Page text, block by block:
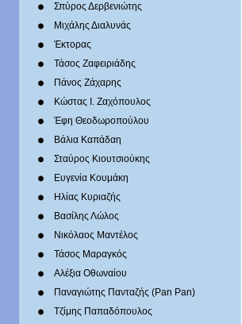
Σπύρος Δερβενιώτης
Mιχάλης Διαλυνάς
Έκτορας
Τάσος Ζαφειριάδης
Πάνος Ζάχαρης
Κώστας Ι. Ζαχόπουλoς
Έφη Θεοδωροπούλου
Βάλια Καπάδαη
Σταύρος Κιουτσιούκης
Ευγενία Κουμάκη
Ηλίας Κυριαζής
Βασίλης Λώλος
Νικόλαος Μαντέλος
Τάσος Μαραγκός
Αλέξια Οθωναίου
Παναγιώτης Πανταζής (Pan Pan)
Τζίμης Παπαδόπουλος